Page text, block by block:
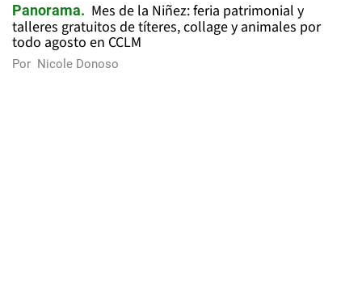
Panorama
Mes de la Niñez: feria patrimonial y
talleres gratuitos de títeres, collage y animales por
todo agosto en CCLM
Por Nicole Donoso